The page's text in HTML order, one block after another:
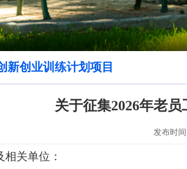
新创业训练计划项目
关于征集2026年老
发布时
相关单位：